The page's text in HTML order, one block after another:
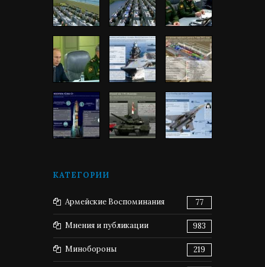
КАТЕГОРИИ
Армейские Воспоминания 77
Мнения и публикации 983
Минобороны 219